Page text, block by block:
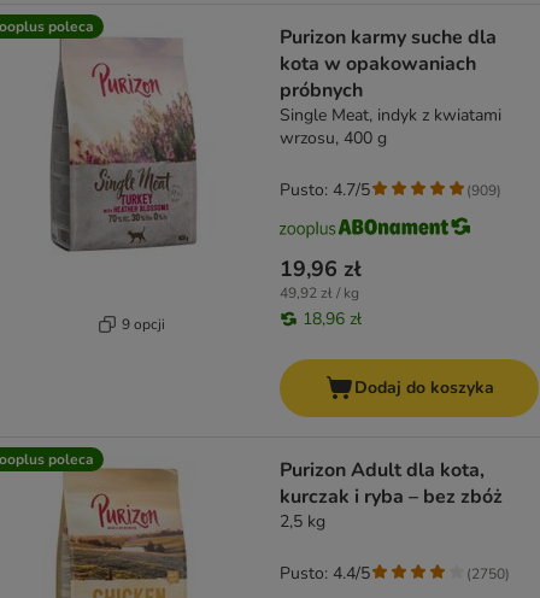
poleca
9 opcji
Purizon karmy suche dla
kota w opakowaniach
próbnych
Single Meat, indyk z kwiatami
wrzosu, 400 g
19,96 zł
49,92 zł / kg
18,96 zł
Pusto: 4.7/5 (909)
Dodaj do koszyka
poleca
Purizon Adult dla kota,
kurczak i ryba – bez zbóż
2,5 kg
Pusto: 4.4/5 (2750)